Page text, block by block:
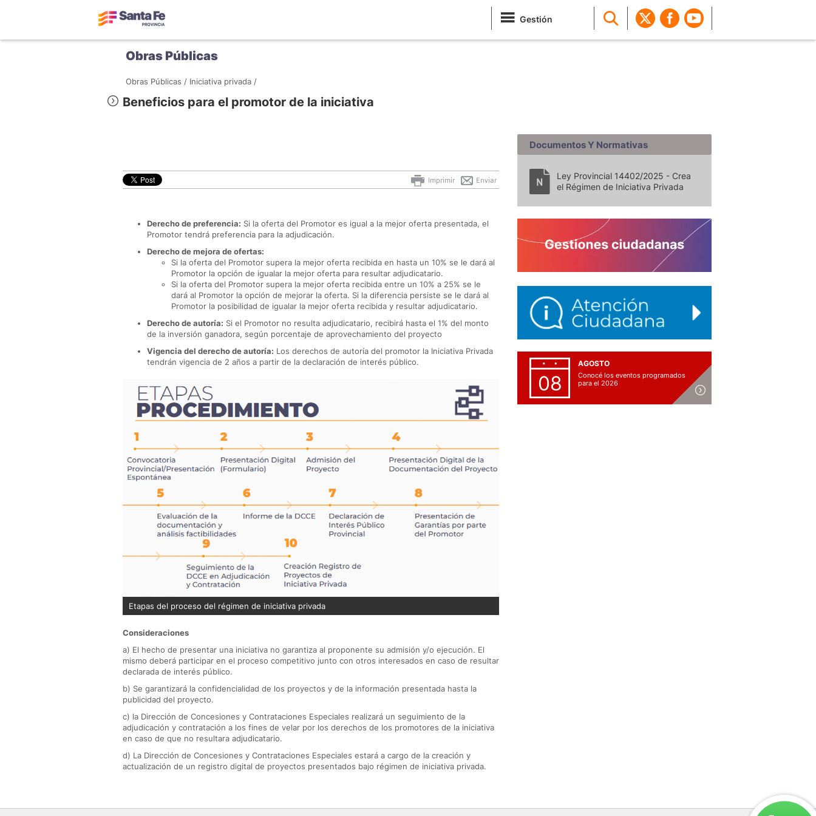
Gestión
Obras Públicas
Obras Públicas / Iniciativa privada /
Beneficios para el promotor de la iniciativa
Enviar
Imprimir
Derecho de preferencia: Si la oferta del Promotor es igual a la mejor oferta presentada, el
Promotor tendrá preferencia para la adjudicación.
Derecho de mejora de ofertas:
Si la oferta del Promotor supera la mejor oferta recibida en hasta un 10% se le dará al
Promotor la opción de igualar la mejor oferta para resultar adjudicatario.
Si la oferta del Promotor supera la mejor oferta recibida entre un 10% a 25% se le
dará al Promotor la opción de mejorar la oferta. Si la diferencia persiste se le dará al
Promotor la posibilidad de igualar la mejor oferta recibida y resultar adjudicatario.
Derecho de autoría: Si el Promotor no resulta adjudicatario, recibirá hasta el 1% del monto
de la inversión ganadora, según porcentaje de aprovechamiento del proyecto
Vigencia del derecho de autoría: Los derechos de autoría del promotor la Iniciativa Privada
tendrán vigencia de 2 años a partir de la declaración de interés público.
Etapas del proceso del régimen de iniciativa privada
Consideraciones
a) El hecho de presentar una iniciativa no garantiza al proponente su admisión y/o ejecución. El
mismo deberá participar en el proceso competitivo junto con otros interesados en caso de resultar
declarada de interés público.
b) Se garantizará la confidencialidad de los proyectos y de la información presentada hasta la
publicidad del proyecto.
c) la Dirección de Concesiones y Contrataciones Especiales realizará un seguimiento de la
adjudicación y contratación a los fines de velar por los derechos de los promotores de la iniciativa
en caso de que no resultara adjudicatario.
d) La Dirección de Concesiones y Contrataciones Especiales estará a cargo de la creación y
actualización de un registro digital de proyectos presentados bajo régimen de iniciativa privada.
Documentos Y Normativas
Ley Provincial 14402/2025 - Crea
el Régimen de Iniciativa Privada
08
AGOSTO
Conocé los eventos programados
para el 2026